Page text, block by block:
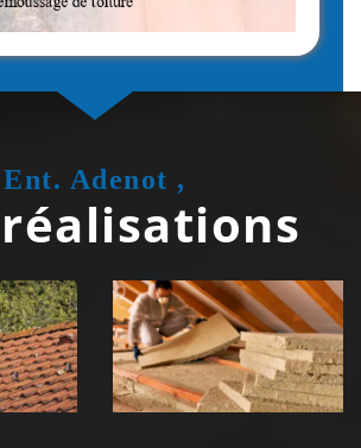
Ent. Adenot ,
Isolation de
toiture 39
Jura